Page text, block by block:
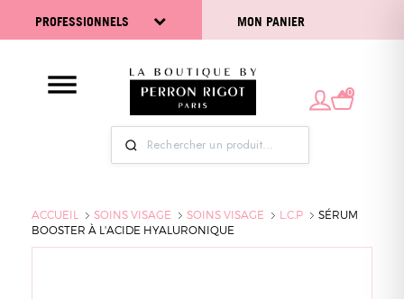
PROFESSIONNELS MON PANIER
0
ACCUEIL SOINS VISAGE SOINS VISAGE L.C.P
SÉRUM
BOOSTER À L'ACIDE HYALURONIQUE